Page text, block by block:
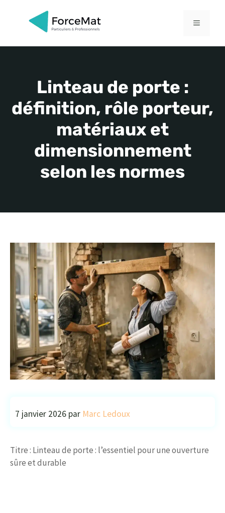
MENU
Linteau de porte :
définition, rôle porteur,
matériaux et
dimensionnement
selon les normes
7 janvier 2026 par Marc Ledoux
Titre : Linteau de porte : l’essentiel pour une ouverture
sûre et durable